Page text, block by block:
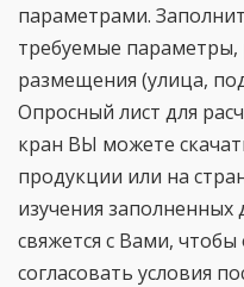
параметрами.
требуемые
размещения (улица,
Опросный лист для
кран ВЫ можете
продукции или на
изучения
свяжется с Вами,
согласовать условия